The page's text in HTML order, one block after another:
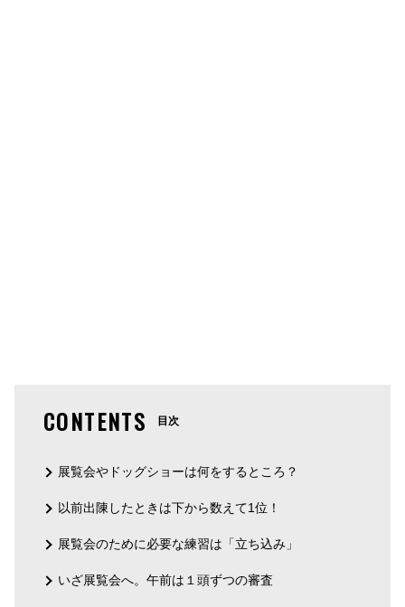
CONTENTS 目次
展覧会やドッグショーは何をするところ？
以前出陳したときは下から数えて1位！
展覧会のために必要な練習は「立ち込み」
いざ展覧会へ。午前は１頭ずつの審査